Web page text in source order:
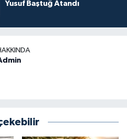
Yusuf Baştuğ Atandı